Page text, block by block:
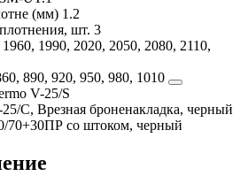
(мм) 1.2
шт. 3
1990, 2020, 2050, 2080, 2110,
890, 920, 950, 980, 1010
V-25/S
C, Врезная броненакладка, черный
70+30ПР со штоком, черный